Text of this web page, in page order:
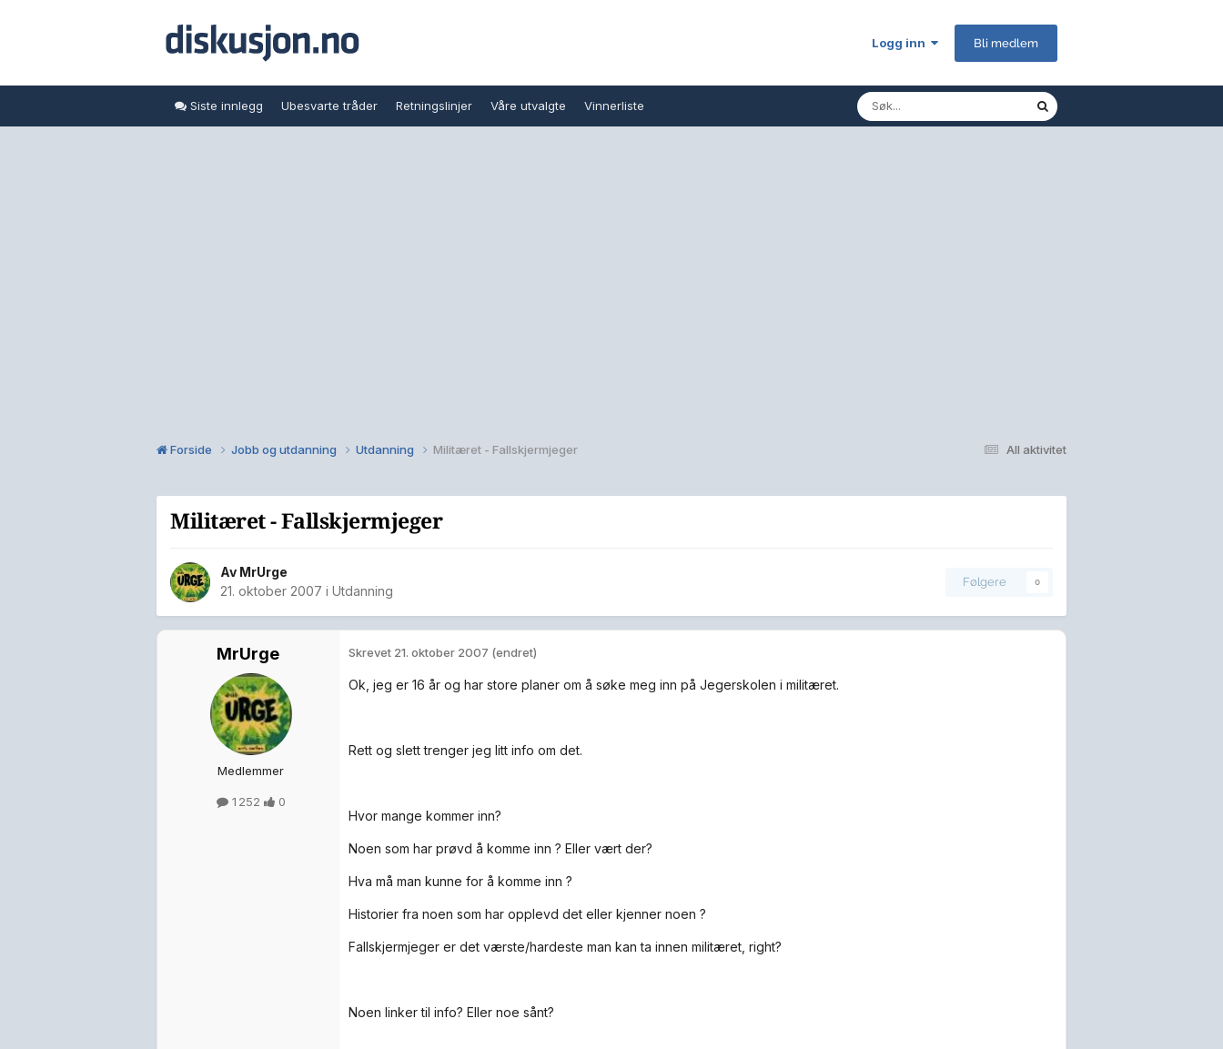
Logg inn Bli medlem
Siste innlegg Ubesvarte tråder Retningslinjer Våre utvalgte Vinnerliste
All aktivitet
Forside Jobb og utdanning Utdanning Militæret - Fallskjermjeger
Militæret - Fallskjermjeger
Av MrUrge
21. oktober 2007 i Utdanning
Følgere 0
MrUrge
Medlemmer
1 252 0
Skrevet 21. oktober 2007 (endret)
Ok, jeg er 16 år og har store planer om å søke meg inn på Jegerskolen i militæret.
Rett og slett trenger jeg litt info om det.
Hvor mange kommer inn?
Noen som har prøvd å komme inn ? Eller vært der?
Hva må man kunne for å komme inn ?
Historier fra noen som har opplevd det eller kjenner noen ?
Fallskjermjeger er det værste/hardeste man kan ta innen militæret, right?
Noen linker til info? Eller noe sånt?